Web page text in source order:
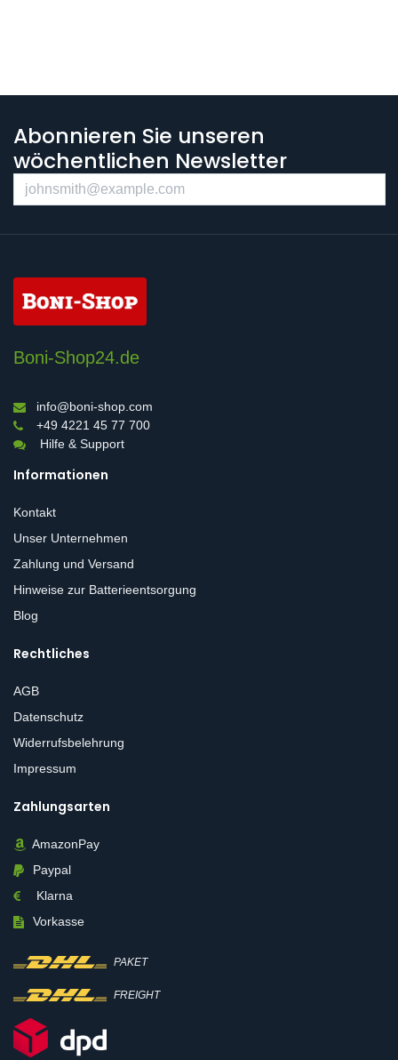
Abonnieren Sie unseren
wöchentlichen Newsletter
Boni-Shop24.de
info@boni-shop.com
+49 4221 45 77 700
Hilfe & Support
Informationen
Kontakt
Unser Unternehmen
Zahlung und Versand
Hinweise zur Batterieentsorgung
Blog
Rechtliches
AGB
Datenschutz
Widerrufsbelehrung
Impressum
Zahlungsarten
AmazonPay
Paypal
Klarna
Vorkasse
PAKET
FREIGHT